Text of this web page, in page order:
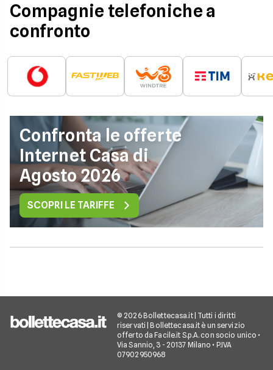
Compagnie telefoniche a
confronto
Confronta le offerte
Internet Casa di
Agosto 2026
SCOPRI LE TARIFFE
© 2026 Bollettecasa.it | Tutti i diritti
riservati | Bollettecasa.it è un servizio
offerto da Facile.it S.p.A. con socio unico •
Via Sannio, 3 - 20137 Milano • P.IVA
07902950968